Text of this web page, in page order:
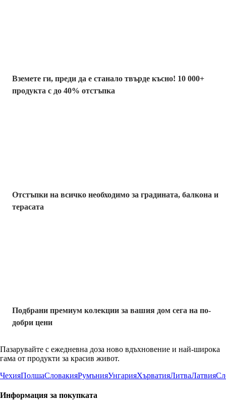
Вземете ги, преди да е станало твърде късно! 10 000+
продукта с до 40% отстъпка
Отстъпки на всичко необходимо за градината, балкона и
терасата
Подбрани премиум колекции за вашия дом сега на по-
добри цени
Пазарувайте с ежедневна доза ново вдъхновение и най-широка
гама от продукти за красив живот.
ЧехияПолшаСловакияРумънияУнгарияХърватияЛитваЛатвия
Информация за покупката